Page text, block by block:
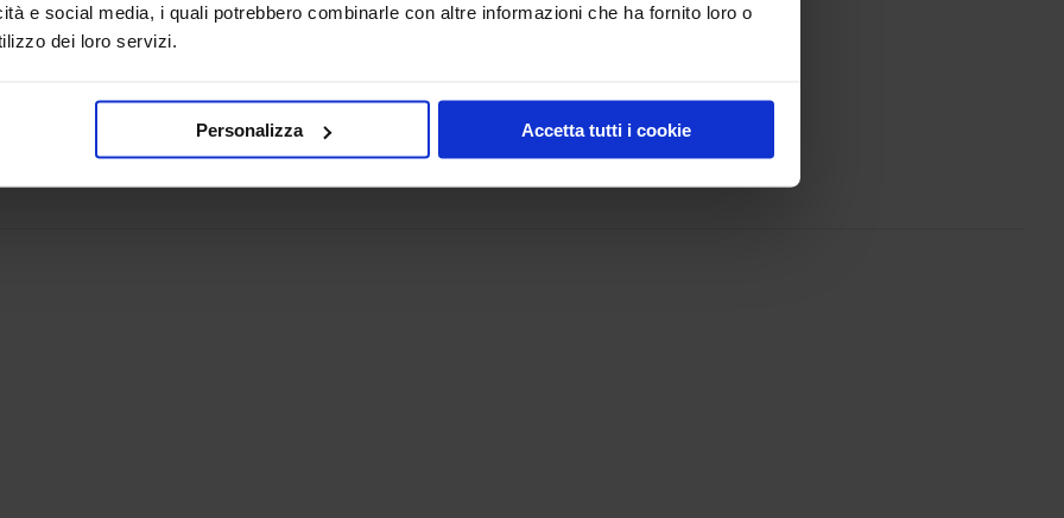
e social media, i quali potrebbero combinarle con altre informazioni che ha fornito loro o
dei loro servizi.
Personalizza Accetta tutti i cookie